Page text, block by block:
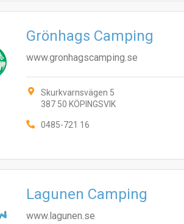
Grönhags Camping
www.gronhagscamping.se
Skurkvarnsvägen 5
387 50 KÖPINGSVIK
0485-721 16
Lagunen Camping
www.lagunen.se